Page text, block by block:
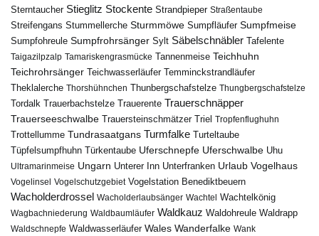
Sterntaucher Stieglitz Stockente Strandpieper Straßentaube
Streifengans Stummellerche Sturmmöwe Sumpfläufer Sumpfmeise
Sumpfohreule Sumpfrohrsänger Sylt Säbelschnäbler Tafelente
Taigazilpzalp Tamariskengrasmücke Tannenmeise Teichhuhn
Teichrohrsänger Teichwasserläufer Temminckstrandläufer
Theklalerche Thorshühnchen Thunbergschafstelze Thungbergschafstelze
Tordalk Trauerbachstelze Trauerente Trauerschnäpper
Trauerseeschwalbe Trauersteinschmätzer Triel Tropfenflughuhn
Trottellumme Tundrasaatgans Turmfalke Turteltaube
Tüpfelsumpfhuhn Türkentaube Uferschnepfe Uferschwalbe Uhu
Ultramarinmeise Ungarn Unterer Inn Unterfranken Urlaub Vogelhaus
Vogelinsel Vogelschutzgebiet Vogelstation Benediktbeuern
Wacholderdrossel Wacholderlaubsänger Wachtel Wachtelkönig
Wagbachniederung Waldbaumläufer Waldkauz Waldohreule Waldrapp
Waldschnepfe Waldwasserläufer Wales Wanderfalke Wank